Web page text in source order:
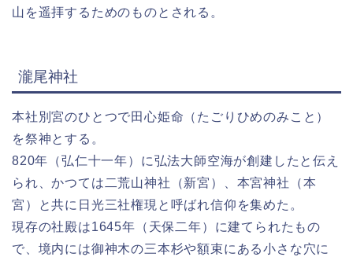
山を遥拝するためのものとされる。
瀧尾神社
本社別宮のひとつで田心姫命（たごりひめのみこと）
を祭神とする。
820年（弘仁十一年）に弘法大師空海が創建したと伝え
られ、かつては二荒山神社（新宮）、本宮神社（本
宮）と共に日光三社権現と呼ばれ信仰を集めた。
現存の社殿は1645年（天保二年）に建てられたもの
で、境内には御神木の三本杉や額束にある小さな穴に